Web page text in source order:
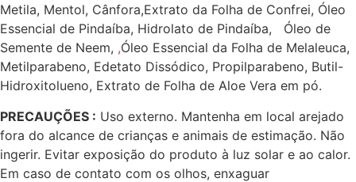
Metila, Mentol, Cânfora,Extrato da Folha de Confrei, Óleo
Essencial de Pindaíba, Hidrolato de Pindaíba, Óleo de
Semente de Neem, ,Óleo Essencial da Folha de Melaleuca,
Metilparabeno, Edetato Dissódico, Propilparabeno, Butil-
Hidroxitolueno, Extrato de Folha de Aloe Vera em pó.
PRECAUÇÕES : Uso externo. Mantenha em local arejado
fora do alcance de crianças e animais de estimação. Não
ingerir. Evitar exposição do produto à luz solar e ao calor.
Em caso de contato com os olhos, enxaguar